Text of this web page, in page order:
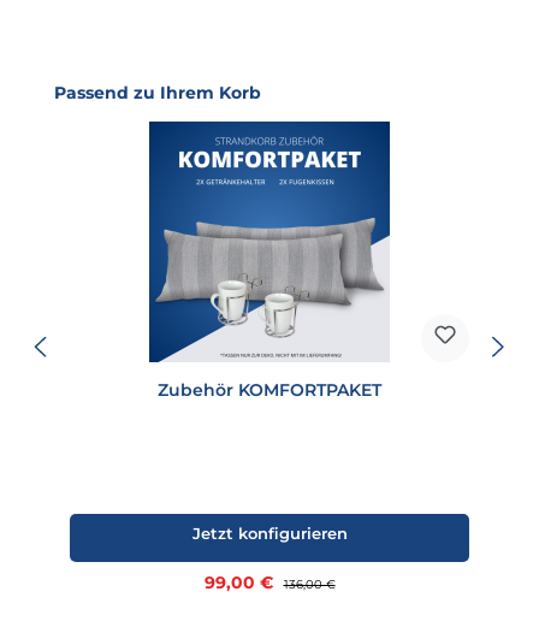
Produktgalerie überspringen
Passend zu Ihrem Korb
Zubehör KOMFORTPAKET
Verkaufspreis:
99,00 € Regulärer Preis:
136,00 €
Jetzt konfigurieren